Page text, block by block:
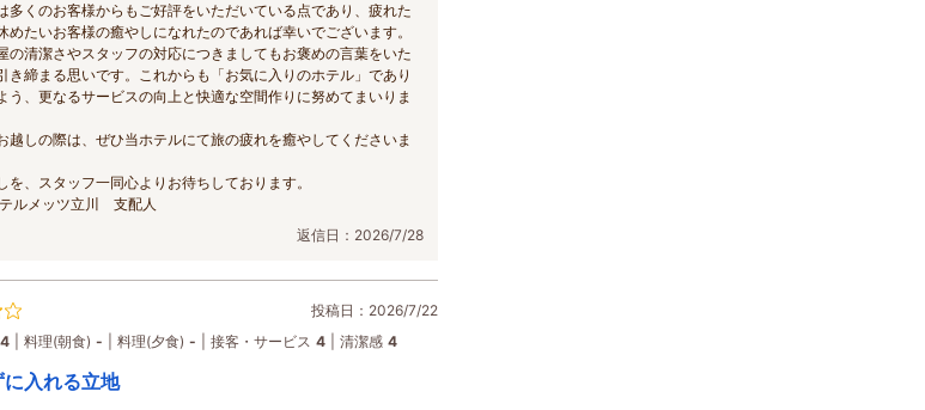
多くのお客様からもご好評をいただいている点であり、疲れた
めたいお客様の癒やしになれたのであれば幸いでございます。
の清潔さやスタッフの対応につきましてもお褒めの言葉をいた
き締まる思いです。これからも「お気に入りのホテル」であり
う、更なるサービスの向上と快適な空間作りに努めてまいりま
越しの際は、ぜひ当ホテルにて旅の疲れを癒やしてくださいま
を、スタッフ一同心よりお待ちしております。
ルメッツ立川 支配人
返信日：2026/7/28
投稿日：2026/7/22
4 料理(朝食) - 料理(夕食) - 接客・サービス 4 清潔感 4
入れる立地